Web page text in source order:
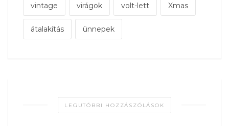
vintage virágok volt-lett Xmas
átalakítás ünnepek
LEGUTÓBBI HOZZÁSZÓLÁSOK